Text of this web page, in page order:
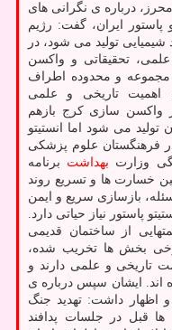
محرز، درباره ی نگرانی های
پاستور ایران، گفت: رژیم
تولید می شود، در
تحقیقاتی و واکسن
و محدوده اطراف
اهمیت تاریخی و علمی
واکسن سازی کرج بازهم
می شود اما انستیتو
در فرهنگستان علوم پزشکی
وزارت بهداشت برنامه
خسارت ها و تسریع روند
بازسازی سریع و ایمن
پاستور نیاز حیاتی دارد.
از ساختمان قدیمی
بخش ها تخریب شده،
تاریخی و علمی دارند و
اند. ایشان سپس درباره ی
اظهار داشت: تهدید جنگ
قبل در جلسات پدافند